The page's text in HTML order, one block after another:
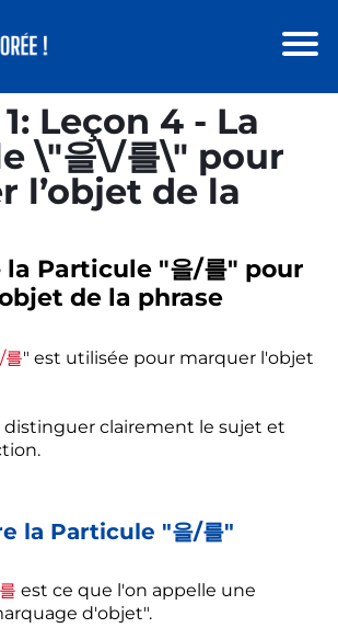
Leçon 4 - La
\"을\/를\" pour
l’objet de la
la Particule "을/를" pour
de la phrase
를" est utilisée pour marquer l'objet
distinguer clairement le sujet et
la Particule "을/를"
est ce que l'on appelle une
d'objet".